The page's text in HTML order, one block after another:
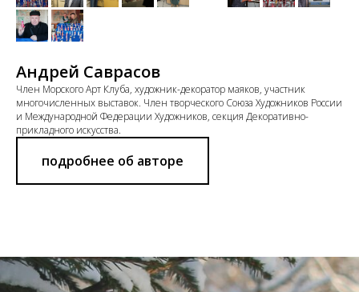
Андрей Саврасов
Член Морского Арт Клуба, художник-декоратор маяков, участник
многочисленных выставок. Член творческого Союза Художников России
и Международной Федерации Художников, секция Декоративно-
прикладного искусства.
подробнее об авторе